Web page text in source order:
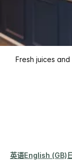
Fresh juices
英语English (GB)